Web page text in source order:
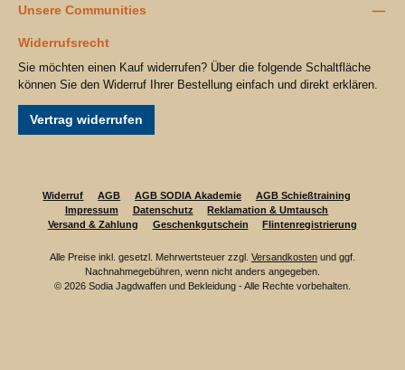
Unsere Communities
Widerrufsrecht
Sie möchten einen Kauf widerrufen? Über die folgende Schaltfläche
können Sie den Widerruf Ihrer Bestellung einfach und direkt erklären.
Vertrag widerrufen
Widerruf AGB AGB SODIA Akademie
AGB Schießtraining
Impressum
Datenschutz
Reklamation & Umtausch
Versand & Zahlung
Geschenkgutschein Flintenregistrierung
Alle Preise inkl. gesetzl. Mehrwertsteuer zzgl. Versandkosten und ggf.
Nachnahmegebühren, wenn nicht anders angegeben.
© 2026 Sodia Jagdwaffen und Bekleidung - Alle Rechte vorbehalten.